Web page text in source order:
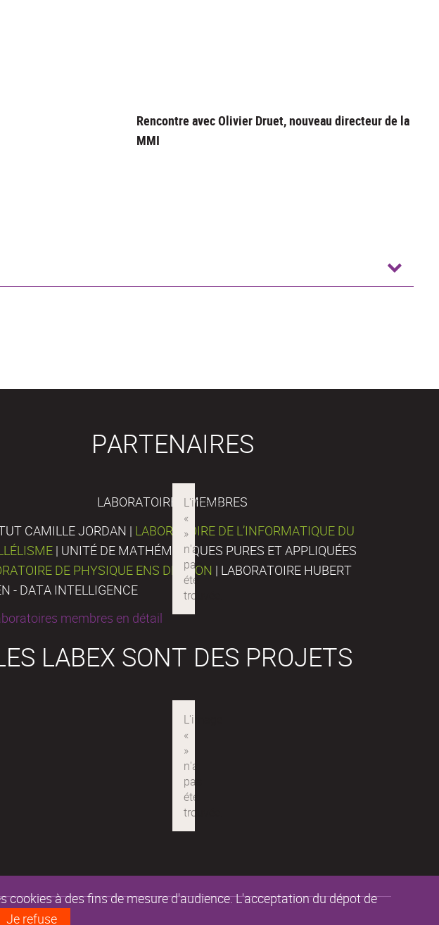
à des fins de mesure d'audience. L'acceptation du dépot de
Je refuse
Rencontre avec Olivier Druet, nouveau directeur de la
MMI
PARTENAIRES
LABORATOIRES MEMBRES
CAMILLE JORDAN | LABORATOIRE DE L’INFORMATIQUE DU
| UNITÉ DE MATHÉMATIQUES PURES ET APPLIQUÉES
DE PHYSIQUE ENS DE LYON | LABORATOIRE HUBERT
- DATA INTELLIGENCE
membres en détail
LABEX SONT DES PROJETS